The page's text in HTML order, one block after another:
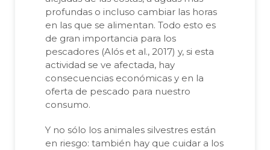
profundas o incluso cambiar las horas
en las que se alimentan. Todo esto es
de gran importancia para los
pescadores (Alós et al., 2017) y, si esta
actividad se ve afectada, hay
consecuencias económicas y en la
oferta de pescado para nuestro
consumo.
Y no sólo los animales silvestres están
en riesgo: también hay que cuidar a los